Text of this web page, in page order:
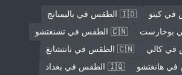
🇮🇩 الطقس في باليمبانج
🇨🇳 الطقس في تشنغتشو
🇨🇳 الطقس في نانتشانغ
🇮🇶 الطقس في بغداد